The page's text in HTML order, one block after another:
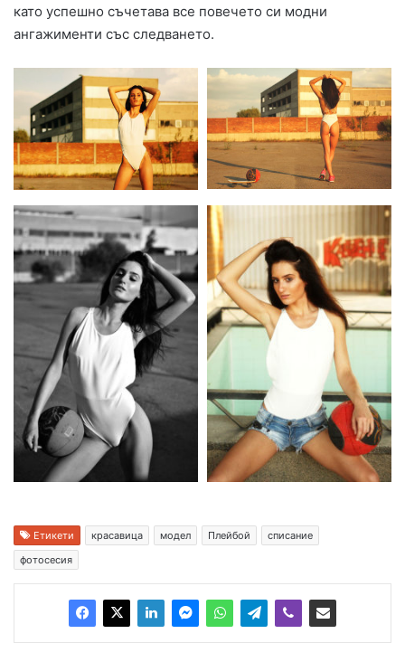
като успешно съчетава все повечето си модни
ангажименти със следването.
Етикети красавица модел Плейбой
списание
фотосесия